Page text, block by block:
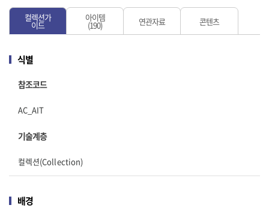
컬렉션가
이드
아이템
(190) 연관자료 콘텐츠
식별
참조코드
AC_AIT
기술계층
컬렉션(Collection)
배경